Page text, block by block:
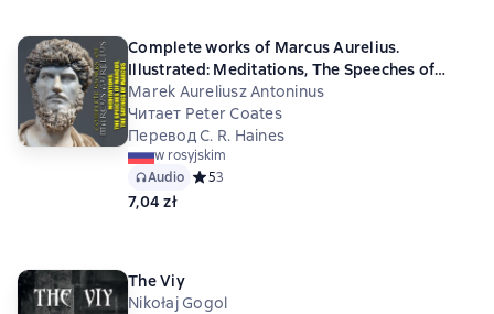
Complete works of Marcus Aurelius.
Illustrated: Meditations, The Speeches of
Marcus, The Sayings of Marcus
Marek Aureliusz Antoninus
Читает Peter Coates
Перевод C. R. Haines
w rosyjskim
Audio Средний рейтинг 5 на основе 3 оценок
53
7,04 zł
The Viy
Nikołaj Gogol